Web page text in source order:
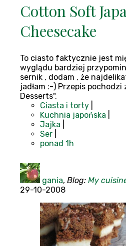
Cotton Soft
Cheesecake
To ciasto faktycznie jest
wyglądu bardziej
sernik , dodam , że
jadłam :-) Przepis
Desserts".
Ciasta i torty
Kuchnia japońska
Jajka
Ser
ponad 1h
gania, Blog: My
29-10-2008